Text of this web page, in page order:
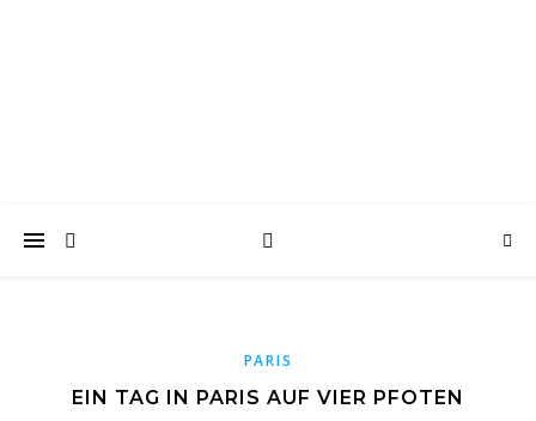
PARIS
EIN TAG IN PARIS AUF VIER PFOTEN